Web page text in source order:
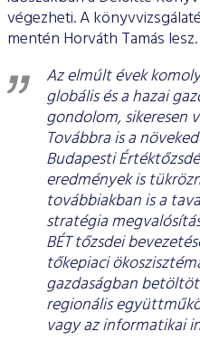
végezheti. A
mentén Horváth Tamás lesz.
Az elmúlt évek
globális és a hazai
gondolom, sikeresen
Továbbra is a
Budapesti
eredmények is
továbbiakban is a
stratégia
BÉT tőzsdei
tőkepiaci
gazdaságban
regionális
vagy az informatikai